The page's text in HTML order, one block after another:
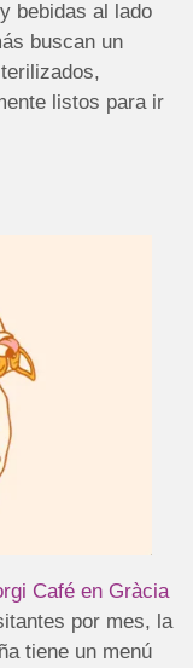
bebidas al lado
buscan un
listos para ir
Café en Gràcia
por mes, la
tiene un menú